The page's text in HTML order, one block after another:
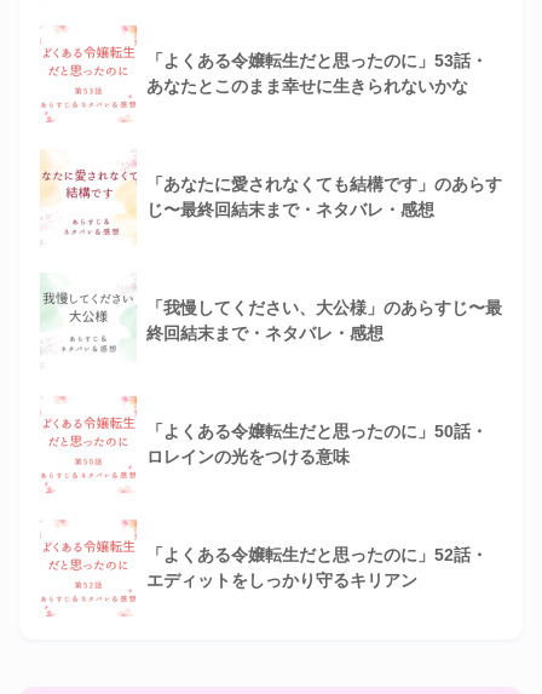
「よくある令嬢転生だと思ったのに」53話・
あなたとこのまま幸せに生きられないかな
「あなたに愛されなくても結構です」のあらす
じ〜最終回結末まで・ネタバレ・感想
「我慢してください、大公様」のあらすじ〜最
終回結末まで・ネタバレ・感想
「よくある令嬢転生だと思ったのに」50話・
ロレインの光をつける意味
「よくある令嬢転生だと思ったのに」52話・
エディットをしっかり守るキリアン